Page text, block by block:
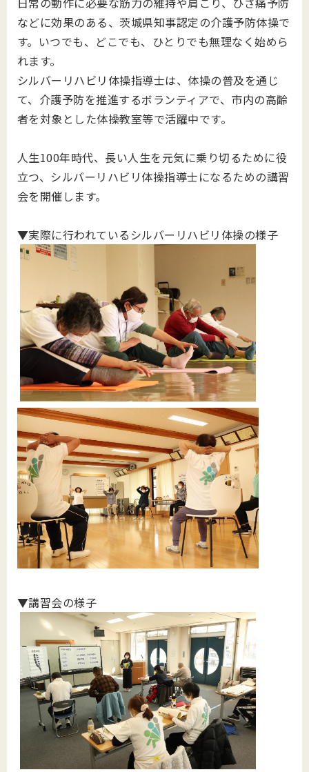
などに効果のある、茨城県知事認定の介護予防体操で
す。いつでも、どこでも、ひとりでも無理なく始めら
れます。
シルバーリハビリ体操指導士は、体操の普及を通じ
て、介護予防を推進するボランティアで、市内の高齢
者を対象とした体操教室等で活躍中です。
人生100年時代、長い人生を元気に乗り切るために役
立つ、シルバーリハビリ体操指導士になるための講習
会を開催します。
▼実際に行われているシルバーリハビリ体操の様子
▼講習会の様子